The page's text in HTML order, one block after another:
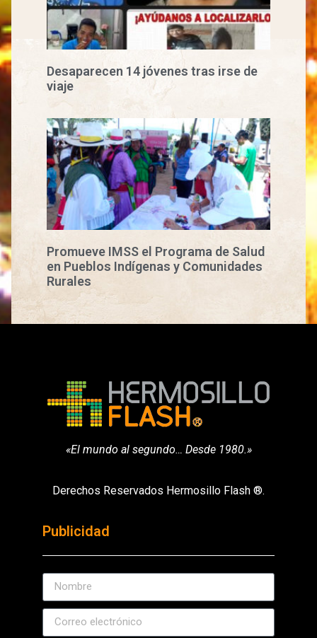
Desaparecen 14 jóvenes tras irse de
viaje
Promueve IMSS el Programa de Salud
en Pueblos Indígenas y Comunidades
Rurales
«El mundo al segundo… Desde 1980.»
Derechos Reservados Hermosillo Flash ®.
Publicidad